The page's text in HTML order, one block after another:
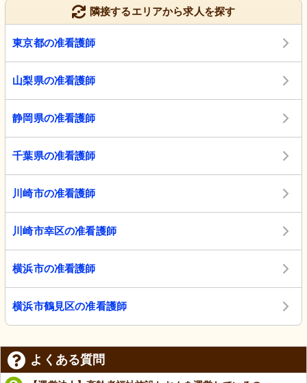
隣接するエリアから求人を探す
東京都の准看護師
山梨県の准看護師
静岡県の准看護師
千葉県の准看護師
川崎市の准看護師
川崎市幸区の准看護師
横浜市の准看護師
横浜市鶴見区の准看護師
よくある質問